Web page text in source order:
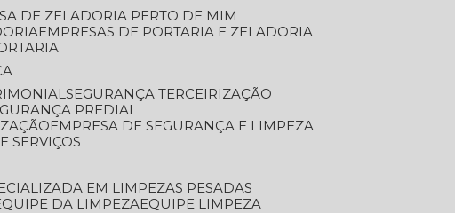
DE ZELADORIA PERTO DE MIM
EMPRESAS DE PORTARIA E ZELADORIA
SEGURANÇA TERCEIRIZAÇÃO
PREDIAL
EMPRESA DE SEGURANÇA E LIMPEZA
SERVIÇOS
EM LIMPEZAS PESADAS
EQUIPE DA LIMPEZA EQUIPE LIMPEZA